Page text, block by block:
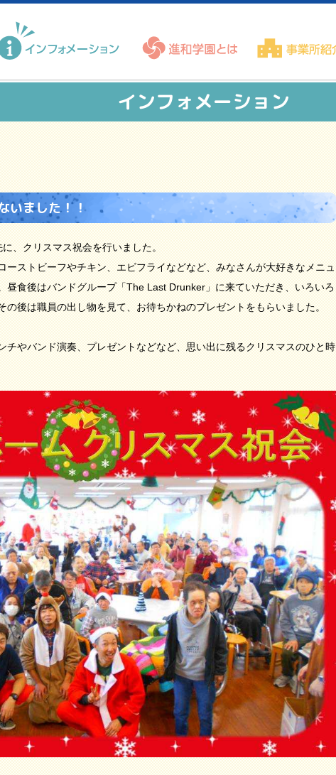
インフォメーション
いました！！
、クリスマス祝会を行いました。
ーストビーフやチキン、エビフライなどなど、みなさんが大好きなメニュ
昼食後はバンドグループ「The Last Drunker」に来ていただき、いろいろ
の後は職員の出し物を見て、お待ちかねのプレゼントをもらいました。
チやバンド演奏、プレゼントなどなど、思い出に残るクリスマスのひと時